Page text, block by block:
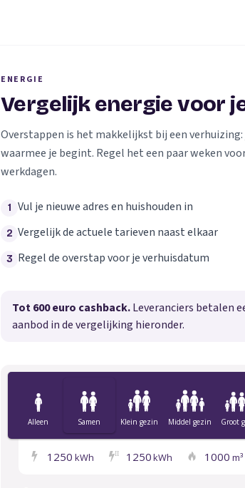
ENERGIE
Vergelijk energie voor
Overstappen is het makkelijkst bij een
waarmee je begint. Regel het een paar weken
werkdagen.
1 Vul je nieuwe adres en huishouden in
2 Vergelijk de actuele tarieven naast elkaar
3 Regel de overstap voor je verhuisdatum
Tot 600 euro cashback.Leveranciers betalen
aanbod in de vergelijking hieronder.